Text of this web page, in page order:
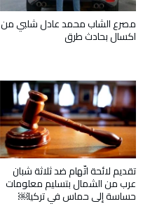
مصرع الشاب محمد عادل شلبي من
اكسال بحادث طرق
تقديم لائحة اتّهام ضد ثلاثة شبان
عرب من الشمال بتسليم معلومات
حساسة إلى حماس في تركيا￼